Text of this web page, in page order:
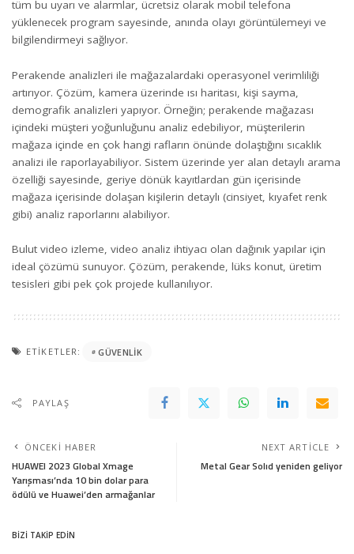
tüm bu uyarı ve alarmlar, ücretsiz olarak mobil telefona
yüklenecek program sayesinde, anında olayı görüntülemeyi ve
bilgilendirmeyi sağlıyor.
Perakende analizleri ile mağazalardaki operasyonel verimliliği
artırıyor. Çözüm, kamera üzerinde ısı haritası, kişi sayma,
demografik analizleri yapıyor. Örneğin; perakende mağazası
içindeki müşteri yoğunluğunu analiz edebiliyor, müşterilerin
mağaza içinde en çok hangi rafların önünde dolaştığını sıcaklık
analizi ile raporlayabiliyor. Sistem üzerinde yer alan detaylı arama
özelliği sayesinde, geriye dönük kayıtlardan gün içerisinde
mağaza içerisinde dolaşan kişilerin detaylı (cinsiyet, kıyafet renk
gibi) analiz raporlarını alabiliyor.
Bulut video izleme, video analiz ihtiyacı olan dağınık yapılar için
ideal çözümü sunuyor. Çözüm, perakende, lüks konut, üretim
tesisleri gibi pek çok projede kullanılıyor.
ETIKETLER: GÜVENLIK
PAYLAŞ
ÖNCEKI HABER
HUAWEI 2023 Global Xmage
Yarışması’nda 10 bin dolar para
ödülü ve Huawei’den armağanlar
NEXT ARTICLE
Metal Gear Solıd yeniden geliyor
BİZİ TAKİP EDİN